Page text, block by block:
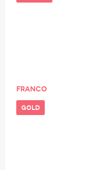
franco
gold